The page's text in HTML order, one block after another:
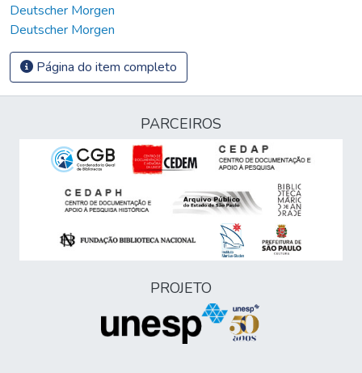
Deutscher Morgen
Deutscher Morgen
Página do item completo
PARCEIROS
PROJETO